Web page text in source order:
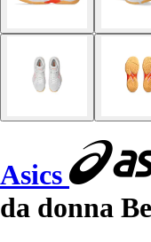
Asics
da donna